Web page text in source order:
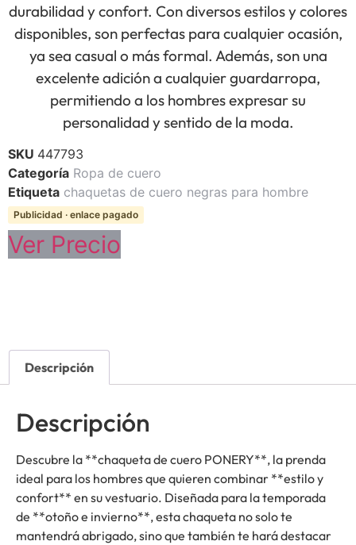
durabilidad y confort. Con diversos estilos y colores
disponibles, son perfectas para cualquier ocasión,
ya sea casual o más formal. Además, son una
excelente adición a cualquier guardarropa,
permitiendo a los hombres expresar su
personalidad y sentido de la moda.
SKU 447793
Categoría Ropa de cuero
Etiqueta chaquetas de cuero negras para hombre
Publicidad · enlace pagado
Ver Precio
Descripción
Descripción
Descubre la **chaqueta de cuero PONERY**, la prenda
ideal para los hombres que quieren combinar **estilo y
confort** en su vestuario. Diseñada para la temporada
de **otoño e invierno**, esta chaqueta no solo te
mantendrá abrigado, sino que también te hará destacar